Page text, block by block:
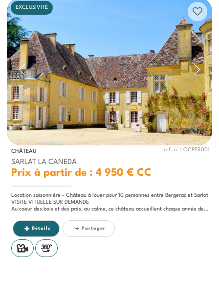
EXCLUSIVITÉ
CHÂTEAU ref. n° LOCPER001
SARLAT LA CANEDA
Prix à partir de : 4 950 € CC
Location saisonnière - Château à louer pour 10 personnes entre Bergerac et Sarlat
VISITE VITUELLE SUR DEMANDE
Au coeur des bois et des prés, au calme, ce château accueillent chaque année des hôtes...
Détails Partager